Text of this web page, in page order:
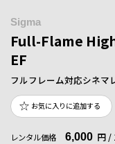
Sigma
Full-Flame
EF
フルフレーム対応シネマ
お気に入りに追加する
レンタル価格 6,000 円 /